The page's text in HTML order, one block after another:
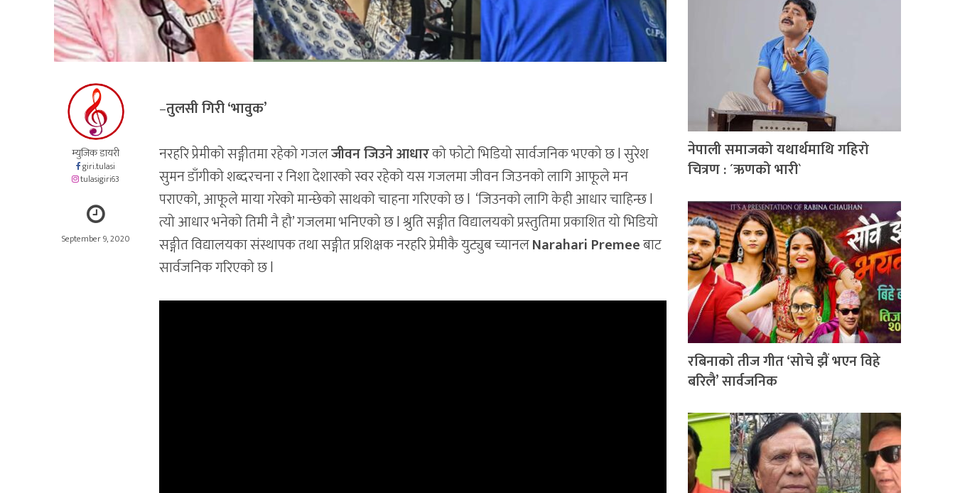
म्युजिक डायरी
giri.tulasi
tulasigiri63
September 9, 2020
–तुलसी गिरी ‘भावुक’
नरहरि प्रेमीको सङ्गीतमा रहेको गजलजीवन जिउने आधारको फोटो भिडियो सार्वजनिक भएको छ l सुरेश
सुमन डाँगीको शब्दरचना र निशा देशारको स्वर रहेको यस गजलमा जीवन जिउनको लागि आफूले मन
पराएको, आफूले माया गरेको मान्छेको साथको चाहना गरिएको छ l ‘जिउनको लागि केही आधार चाहिन्छ l
त्यो आधार भनेको तिमी नै हौ’ गजलमा भनिएको छ l श्रुति सङ्गीत विद्यालयको प्रस्तुतिमा प्रकाशित यो भिडियो
सङ्गीत विद्यालयका संस्थापक तथा सङ्गीत प्रशिक्षक नरहरि प्रेमीकै युट्युब च्यानलNarahari Premeeबाट
सार्वजनिक गरिएको छ l
नेपाली समाजको यथार्थमाथि गहिरो
चित्रण : ´ऋणको भारी`
रबिनाको तीज गीत ‘सोचे झैं भएन विहे
बरिलै’ सार्वजनिक